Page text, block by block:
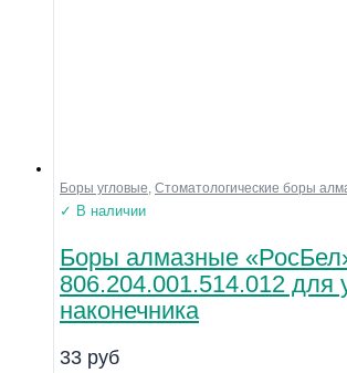
Боры угловые Стоматологические боры
✓ В наличии
Боры алмазные
806.204.001.514.012 для
наконечника
33 руб